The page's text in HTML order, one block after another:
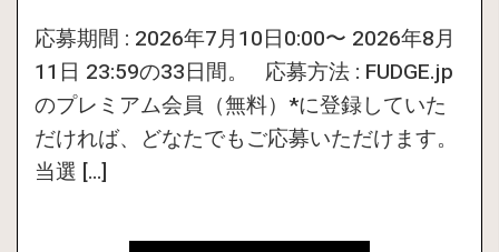
応募期間 : 2026年7月10日0:00〜 2026年8月
11日 23:59の33日間。 応募方法 : FUDGE.jp
のプレミアム会員（無料）*に登録していた
だければ、どなたでもご応募いただけます。
当選 […]